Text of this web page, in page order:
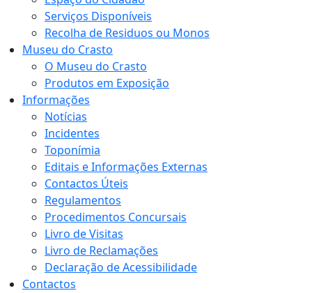
Serviços Disponíveis
Recolha de Residuos ou Monos
Museu do Crasto
O Museu do Crasto
Produtos em Exposição
Informações
Notícias
Incidentes
Toponímia
Editais e Informações Externas
Contactos Úteis
Regulamentos
Procedimentos Concursais
Livro de Visitas
Livro de Reclamações
Declaração de Acessibilidade
Contactos